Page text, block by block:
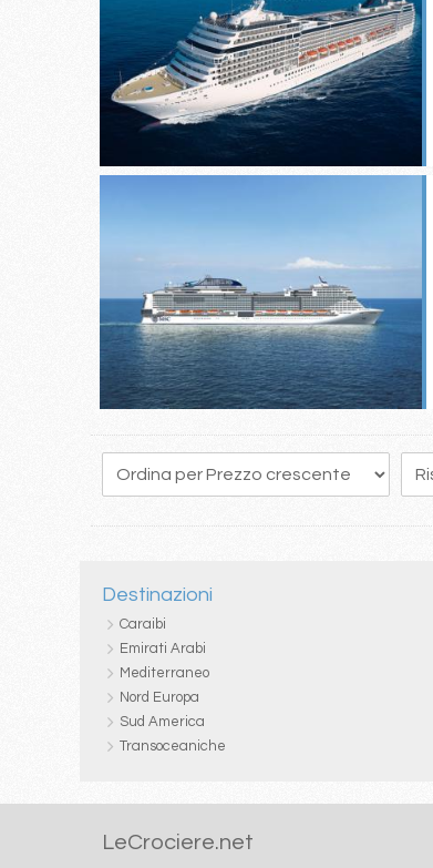
128 129 130 131 132 133
Destinazioni
Caraibi
Emirati Arabi
Mediterraneo
Nord Europa
Sud America
Transoceaniche
LeCrociere.net